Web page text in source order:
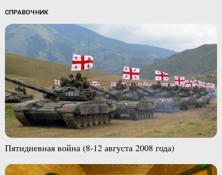
СПРАВОЧНИК
Пятидневная война (8-12 августа 2008 года)